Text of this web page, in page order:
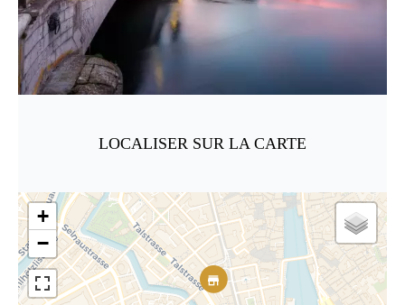
LOCALISER SUR LA CARTE
+
−